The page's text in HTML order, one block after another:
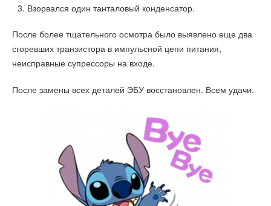
Взорвался один танталовый конденсатор.
После более тщательного осмотра было выявлено еще два
сгоревших транзистора в импульсной цепи питания,
неисправные супрессоры на входе.
После замены всех деталей ЭБУ восстановлен. Всем удачи.